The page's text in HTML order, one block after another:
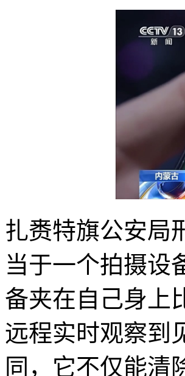
扎赉特旗公安局
当于一个拍摄设
备夹在自己身上
远程实时观察到
同，它不仅能清